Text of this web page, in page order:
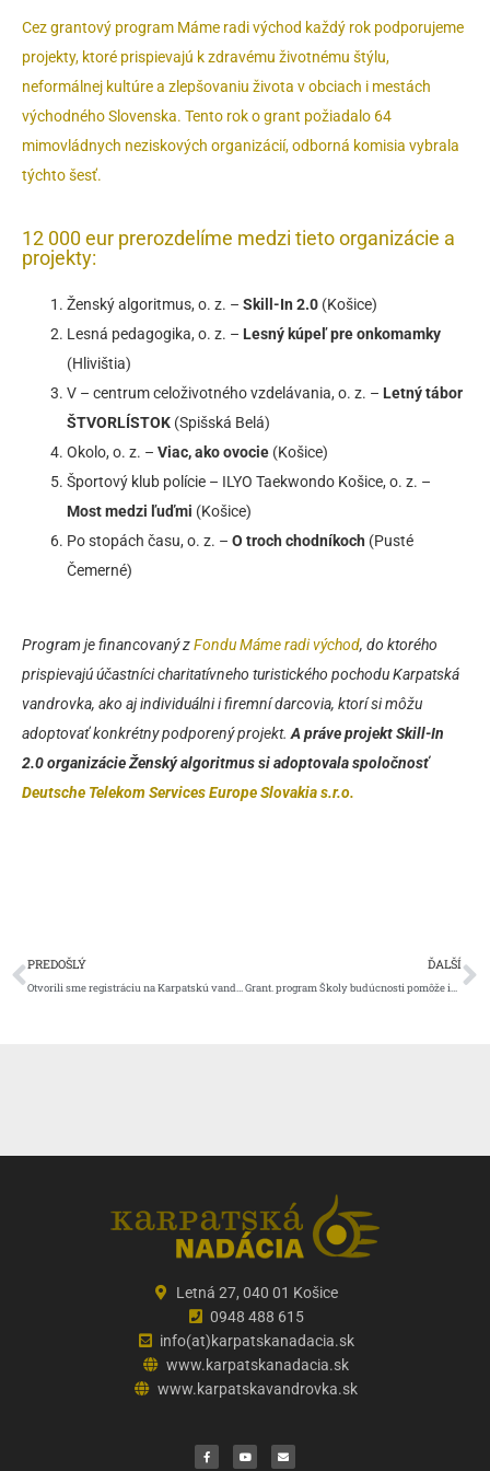
Cez grantový program Máme radi východ každý rok podporujeme
projekty, ktoré prispievajú k zdravému životnému štýlu,
neformálnej kultúre a zlepšovaniu života v obciach i mestách
východného Slovenska. Tento rok o grant požiadalo 64
mimovládnych neziskových organizácií, odborná komisia vybrala
týchto šesť.
12 000 eur prerozdelíme medzi tieto organizácie a
projekty:
Ženský algoritmus, o. z. –Skill-In 2.0 (Košice)
Lesná pedagogika, o. z. – Lesný kúpeľ pre onkomamky
(Hlivištia)
V – centrum celoživotného vzdelávania, o. z. – Letný tábor
ŠTVORLÍSTOK (Spišská Belá)
Okolo, o. z. –Viac, ako ovocie (Košice)
Športový klub polície – ILYO Taekwondo Košice, o. z. –
Most medzi ľuďmi (Košice)
Po stopách času, o. z. –O troch chodníkoch (Pusté
Čemerné)
Program je financovaný zFondu Máme radi východ, do ktorého
prispievajú účastníci charitatívneho turistického pochodu Karpatská
vandrovka, ako aj individuálni i firemní darcovia, ktorí si môžu
adoptovať konkrétny podporený projekt. A práveprojekt Skill-In
2.0 organizácie Ženský algoritmus si adoptovala spoločnosť
Deutsche Telekom Services Europe Slovakia s.r.o.
Prev
PREDOŠLÝ
Otvorili sme registráciu na Karpatskú vandrovku
ĎALŠÍ
Grant. program Školy budúcnosti pomôže inovatívnym základným školám a mimovládkam
Letná 27, 040 01 Košice
0948 488 615
info(at)karpatskanadacia.sk
www.karpatskanadacia.sk
www.karpatskavandrovka.sk
c
e
u
t
v
e